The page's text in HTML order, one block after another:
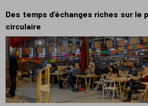
Des temps d’échanges riches sur le
circulaire